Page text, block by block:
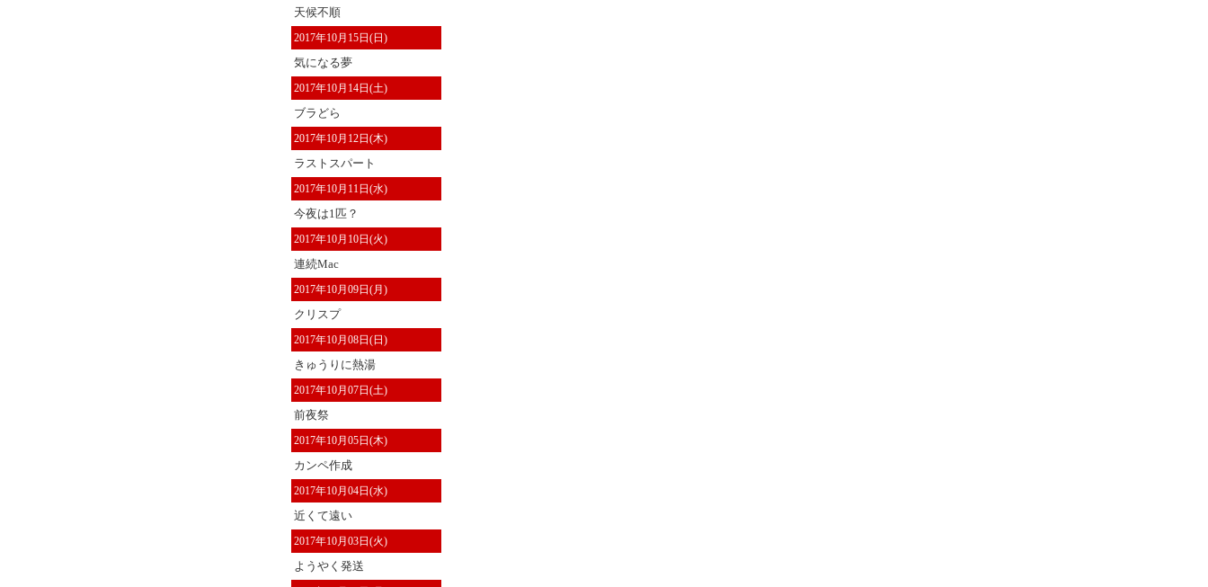
天候不順
2017年10月15日(日)
気になる夢
2017年10月14日(土)
ブラどら
2017年10月12日(木)
ラストスパート
2017年10月11日(水)
今夜は1匹？
2017年10月10日(火)
連続Mac
2017年10月09日(月)
クリスプ
2017年10月08日(日)
きゅうりに熱湯
2017年10月07日(土)
前夜祭
2017年10月05日(木)
カンペ作成
2017年10月04日(水)
近くて遠い
2017年10月03日(火)
ようやく発送